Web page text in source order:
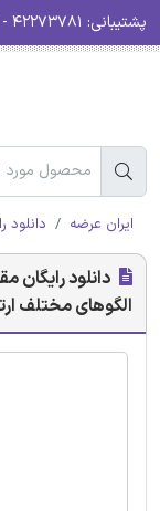
پشتیبانی:
ایران عرضه دانلود
دانلود رایگان
الگوهای مختلف